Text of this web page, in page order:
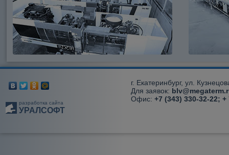
разработка сайта
УРАЛСОФТ
г. Екатеринбург, ул.
Для заявок:
Офис: +7 (343) 330-32-22;